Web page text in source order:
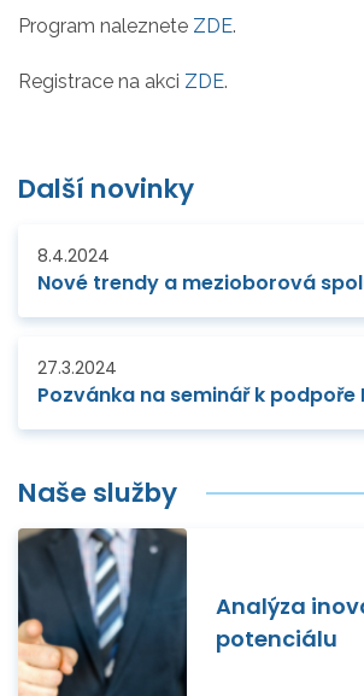
Program naleznete ZDE.
Registrace na akci ZDE.
Další novinky
8.4.2024
27.3.2024
Naše služby
Analýza
potenciálu